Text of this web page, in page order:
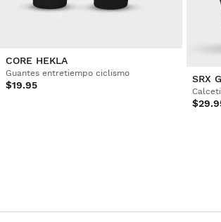
Cycling Gloves Siroko Nuremberg M
Los usé en combinación con los guantes
1 2 3 4 5 6 ...
CORE HEKLA
Guantes entretiempo ciclismo
$19.95
SRX